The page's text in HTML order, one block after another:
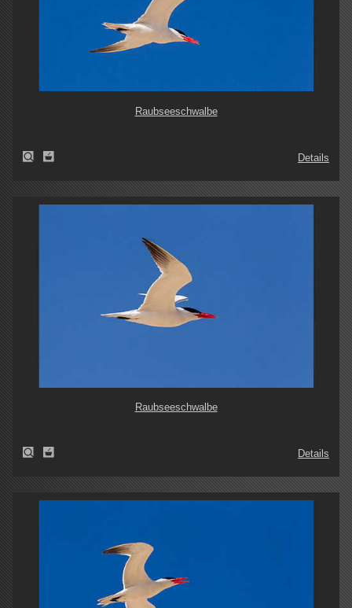
Raubseeschwalbe
Details
Raubseeschwalbe
Details